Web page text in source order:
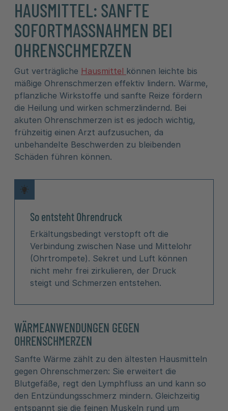
HAUSMITTEL: SANFTE
SOFORTMASSNAHMEN BEI O
HRENSCHMERZEN
Gut verträgliche Hausmittel können leichte bis
mäßige Ohrenschmerzen effektiv lindern. Wärme,
pflanzliche Wirkstoffe und sanfte Reize fördern
die Heilung und wirken schmerzlindernd. Bei
akuten Ohrenschmerzen ist es jedoch wichtig,
frühzeitig einen Arzt aufzusuchen, da
unbehandelte Beschwerden zu bleibenden
Schäden führen können.
So entsteht Ohrendruck
Erkältungsbedingt verstopft oft die
Verbindung zwischen Nase und Mittelohr
(Ohrtrompete). Sekret und Luft können
nicht mehr frei zirkulieren, der Druck
steigt und Schmerzen entstehen.
WÄRMEANWENDUNGEN GEGEN
OHRENSCHMERZEN
Sanfte Wärme zählt zu den ältesten Hausmitteln
gegen Ohrenschmerzen: Sie erweitert die
Blutgefäße, regt den Lymphfluss an und kann so
den Entzündungsschmerz mindern. Gleichzeitig
entspannt sie die feinen Muskeln rund um